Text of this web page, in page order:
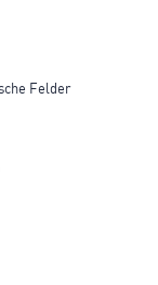
Felder